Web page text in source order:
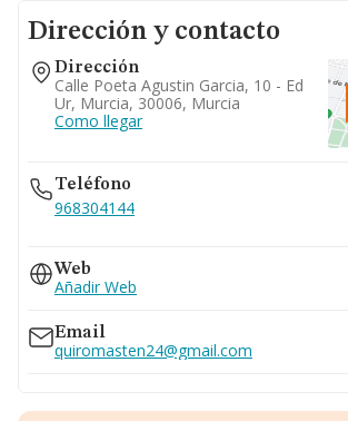
Dirección y contacto
Dirección
Calle Poeta Agustin Garcia, 10 - Ed
Ur, Murcia, 30006, Murcia
Como llegar
Teléfono
968304144
968302625
Web
Añadir Web
Email
quiromasten24@gmail.com